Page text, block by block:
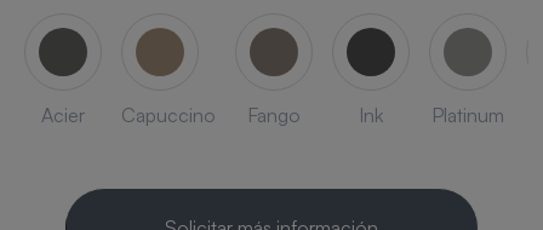
Acier Capuccino Fango Ink Platinum